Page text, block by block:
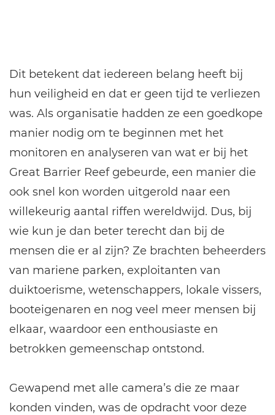
Dit betekent dat iedereen belang heeft bij
hun veiligheid en dat er geen tijd te verliezen
was. Als organisatie hadden ze een goedkope
manier nodig om te beginnen met het
monitoren en analyseren van wat er bij het
Great Barrier Reef gebeurde, een manier die
ook snel kon worden uitgerold naar een
willekeurig aantal riffen wereldwijd. Dus, bij
wie kun je dan beter terecht dan bij de
mensen die er al zijn? Ze brachten beheerders
van mariene parken, exploitanten van
duiktoerisme, wetenschappers, lokale vissers,
booteigenaren en nog veel meer mensen bij
elkaar, waardoor een enthousiaste en
betrokken gemeenschap ontstond.
Gewapend met alle camera’s die ze maar
konden vinden, was de opdracht voor deze